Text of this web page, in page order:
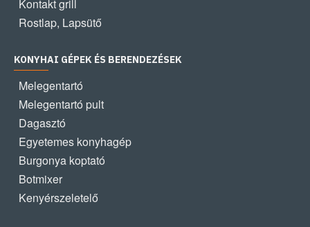
Kontakt grill
Rostlap, Lapsütő
KONYHAI GÉPEK ÉS BERENDEZÉSEK
Melegentartó
Melegentartó pult
Dagasztó
Egyetemes konyhagép
Burgonya koptató
Botmixer
Kenyérszeletelő